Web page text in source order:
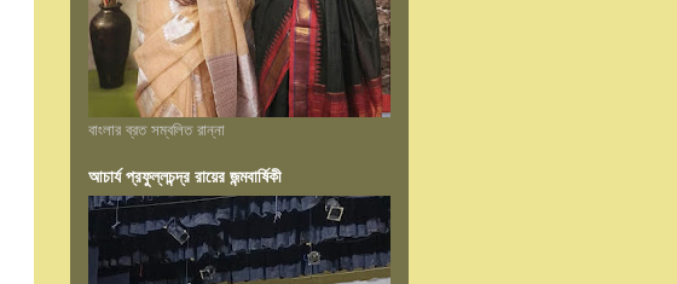
বাংলার ব্রত সম্বলিত রান্না
আচার্য প্রফুল্লচন্দ্র রায়ের জন্মবার্ষিকী